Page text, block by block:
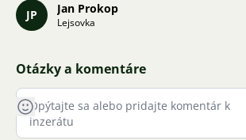
JP Jan Prokop
Lejsovka
Otázky a komentáre